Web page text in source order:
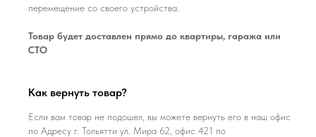
перемещение со своего устройства.
Товар будет доставлен прямо до квартиры, гаража или
СТО
Как вернуть товар?
Если вам товар не подошел, вы можете вернуть его в наш офис
по Адресу г. Тольятти ул. Мира 62, офис 421 по